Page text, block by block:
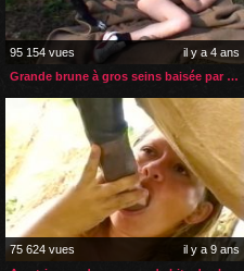
95 154 vues
il y a 4 ans
Grande brune à gros seins baisée par son chien dans un champ
75 624 vues
il y a 9 ans